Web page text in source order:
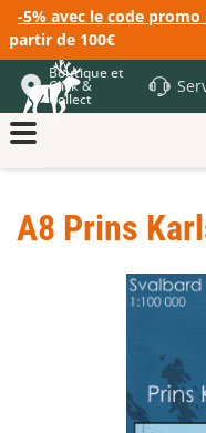
-5% avec le code promo
partir de 100€
Boutique et
Click &
Collect
A8 Prins